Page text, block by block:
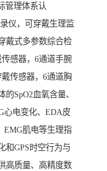
管理体系认
仪，可穿戴生理监
戴式多参数综合检
感器，6通道手腕
传感器，6通道胸
SpO2血氧含量、
心电变化、EDA皮
EMG肌电等生理指
和GPS时空行为与
高质量、高精度数